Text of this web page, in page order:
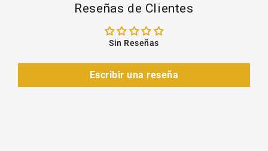
Reseñas de Clientes
Sin Reseñas
Escribir una reseña